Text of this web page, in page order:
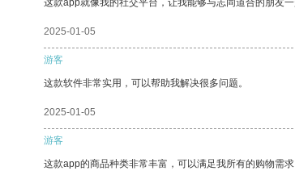
这款app就像我的社交平台，让我能够与志同道合的朋友一
2025-01-05
游客
这款软件非常实用，可以帮助我解决很多问题。
2025-01-05
游客
这款app的商品种类非常丰富，可以满足我所有的购物需求